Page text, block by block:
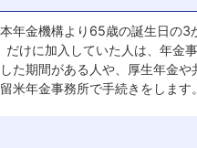
年金機構より65歳の誕生日の3
けに加入していた人は、年金
た期間がある人や、厚生年金
米年金事務所で手続きをします。